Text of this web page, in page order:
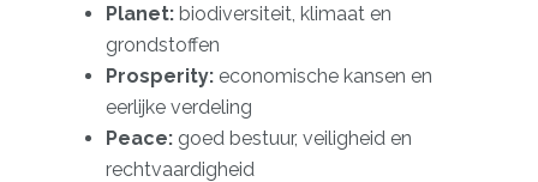
Planet: biodiversiteit, klimaat en
grondstoffen
Prosperity: economische kansen en
eerlijke verdeling
Peace: goed bestuur, veiligheid en
rechtvaardigheid